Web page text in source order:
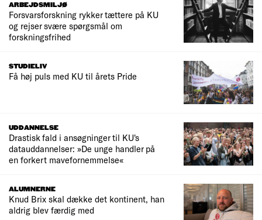
ARBEJDSMILJØ
Forsvarsforskning rykker tættere på KU
og rejser svære spørgsmål om
forskningsfrihed
STUDIELIV
Få høj puls med KU til årets Pride
UDDANNELSE
Drastisk fald i ansøgninger til KU's
datauddannelser: »De unge handler på
en forkert mavefornemmelse«
ALUMNERNE
Knud Brix skal dække det kontinent, han
aldrig blev færdig med